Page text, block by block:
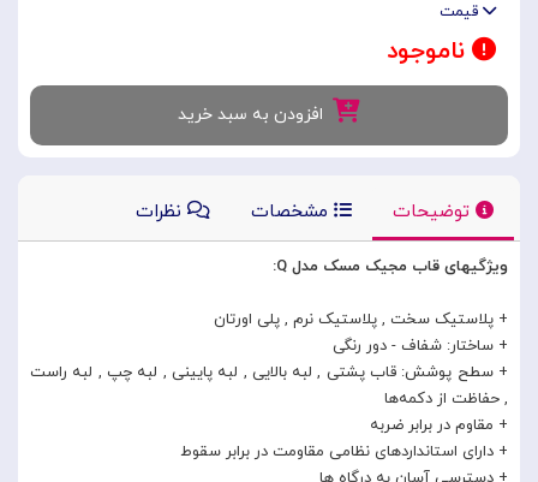
قیمت
ناموجود
افزودن به سبد خرید
توضیحات مشخصات نظرات
ویژگیهای قاب مجیک مسک مدل Q:
+ پلاستیک سخت , پلاستیک نرم , پلی اورتان
+ ساختار: شفاف - دور رنگی
+ سطح پوشش: قاب پشتی , لبه بالایی , لبه پایینی , لبه چپ , لبه راست
, حفاظت از دکمه‌ها
+ مقاوم در برابر ضربه
+ دارای استانداردهای نظامی مقاومت در برابر سقوط